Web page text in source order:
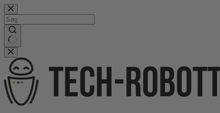
Gå
videre
til
indhold
No
results